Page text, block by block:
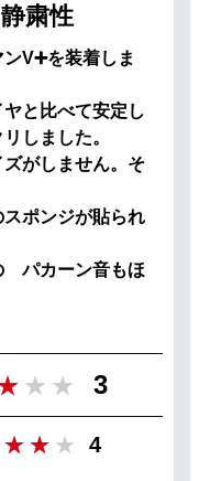
粛性
V➕を装着しま
と比べて安定し
しました。
がしません。そ
ポンジが貼られ
パカーン音もほ
3
4